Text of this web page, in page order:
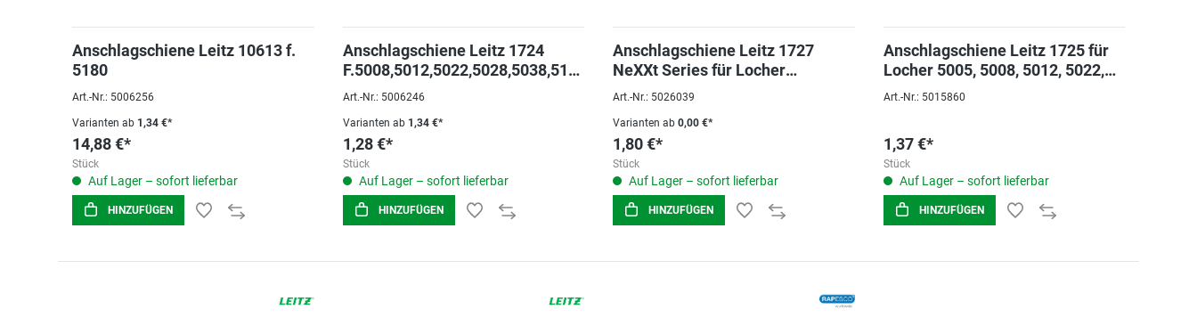
Anschlagschiene Leitz 10613 f.
5180
Art.-Nr.: 5006256
Varianten ab 1,34 €*
14,88 €*
Stück
Auf Lager – sofort lieferbar
HINZUFÜGEN
Anschlagschiene Leitz 1724
F.5008,5012,5022,5028,5038,513
2
Art.-Nr.: 5006246
Varianten ab1,34 €*
1,28 €*
Stück
Auf Lager – sofort lieferbar
HINZUFÜGEN
Anschlagschiene Leitz 1727
NeXXt Series für Locher
5058,5038,5005,5008,5138
Art.-Nr.: 5026039
Varianten ab 0,00 €*
1,80 €*
Stück
Auf Lager – sofort lieferbar
HINZUFÜGEN
Anschlagschiene Leitz 1725 für
Locher 5005, 5008, 5012, 5022,
5030
Art.-Nr.: 5015860
1,37 €*
Stück
Auf Lager – sofort lieferbar
HINZUFÜGEN